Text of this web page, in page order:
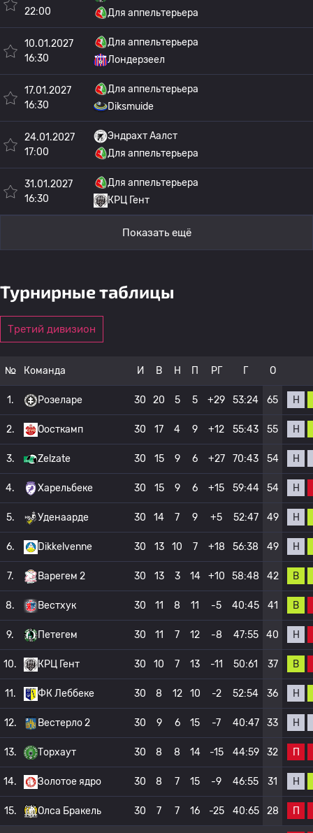
22:00
Для аппельтерьера
10.01.2027
16:30
Для аппельтерьера
Лондерзеел
17.01.2027
16:30
Для аппельтерьера
Diksmuide
24.01.2027
17:00
Эндрахт Аалст
Для аппельтерьера
31.01.2027
16:30
Для аппельтерьера
КРЦ Гент
Показать ещё
Турнирные таблицы
Третий дивизион
№ Команда И В Н П РГ Г О
1. Розеларе 30 20 5 5 +29 53:24 65 Н
2. Оосткамп 30 17 4 9 +12 55:43 55 Н
3. Zelzate 30 15 9 6 +27 70:43 54 Н
4. Харельбеке 30 15 9 6 +15 59:44 54 Н
5. Уденаарде 30 14 7 9 +5 52:47 49 Н
6. Dikkelvenne 30 13 10 7 +18 56:38 49 Н
7. Варегем 2 30 13 3 14 +10 58:48 42 В
8. Вестхук 30 11 8 11 -5 40:45 41 В
9. Петегем 30 11 7 12 -8 47:55 40 Н
10. КРЦ Гент 30 10 7 13 -11 50:61 37 В
11. ФК Леббеке 30 8 12 10 -2 52:54 36 Н
12. Вестерло 2 30 9 6 15 -7 40:47 33 Н
13. Торхаут 30 8 8 14 -15 44:59 32 П
14. Золотое ядро 30 8 7 15 -9 46:55 31 Н
15. Олса Бракель 30 7 7 16 -25 40:65 28 П